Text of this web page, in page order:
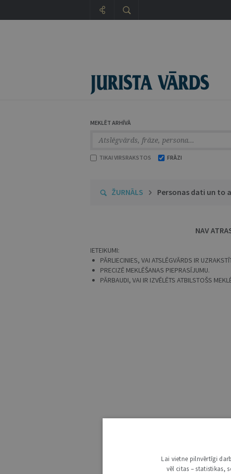
MEKLĒT ARHĪVĀ
TIKAI VIRSRAKSTOS FRĀZI
ŽURNĀLS Personas dati un to
NAV
IETEIKUMI:
PĀRLIECINIES, VAI ATSLĒGVĀRDS IR
PRECIZĒ MEKLĒŠANAS PIEPRASĪJUMU.
PĀRBAUDI, VAI IR IZVĒLĒTS ATBILSTOŠS
Lai vietne pilnvērtīgi
vēl citas – statistikas,